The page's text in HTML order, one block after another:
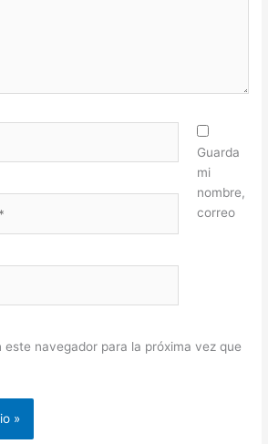
Guarda
mi
nombre,
correo
navegador para la próxima vez que